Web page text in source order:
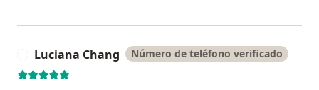
Luciana Chang Número de teléfono verificado